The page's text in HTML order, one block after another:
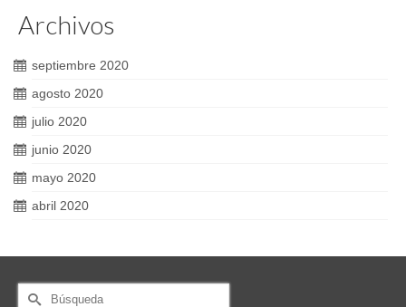
Archivos
septiembre 2020
agosto 2020
julio 2020
junio 2020
mayo 2020
abril 2020
Buscar